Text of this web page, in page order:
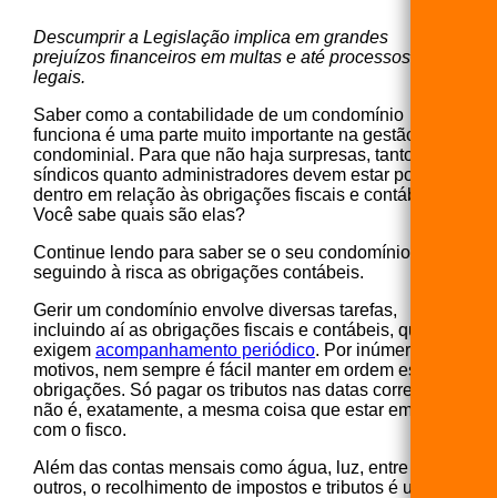
Descumprir a Legislação implica em grandes
prejuízos financeiros em multas e até processos
legais.
Saber como a contabilidade de um condomínio
funciona é uma parte muito importante na gestão
condominial. Para que não haja surpresas, tanto
síndicos quanto administradores devem estar por
dentro em relação às obrigações fiscais e contábeis.
Você sabe quais são elas?
Continue lendo para saber se o seu condomínio está
seguindo à risca as obrigações contábeis.
Gerir um condomínio envolve diversas tarefas,
incluindo aí as obrigações fiscais e contábeis, que
exigem acompanhamento periódico. Por inúmeros
motivos, nem sempre é fácil manter em ordem essas
obrigações. Só pagar os tributos nas datas corretas
não é, exatamente, a mesma coisa que estar em dia
com o fisco.
Além das contas mensais como água, luz, entre
outros, o recolhimento de impostos e tributos é um